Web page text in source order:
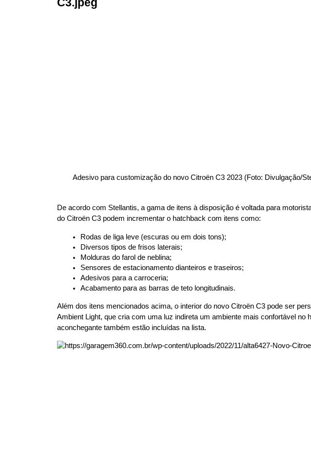
Adesivo para customização do novo Citroën C3 2023 (Foto: Divulgação/
De acordo com Stellantis, a gama de itens à disposição é voltada para
do Citroën C3 podem incrementar o hatchback com itens como:
Rodas de liga leve (escuras ou em dois tons);
Diversos tipos de frisos laterais;
Molduras do farol de neblina;
Sensores de estacionamento dianteiros e traseiros;
Adesivos para a carroceria;
Acabamento para as barras de teto longitudinais.
Além dos itens mencionados acima, o interior do novo Citroën C3 pode ser
Ambient Light, que cria com uma luz indireta um ambiente mais confortável
aconchegante também estão incluídas na lista.